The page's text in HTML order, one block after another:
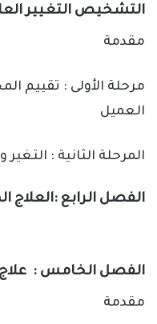
التشخيص التغيير
مقدمة
مرحلة الأولى : تقييم
العميل
المرحلة الثانية : التغير
الفصل الرابع
الفصل الخامس :
مقدمة